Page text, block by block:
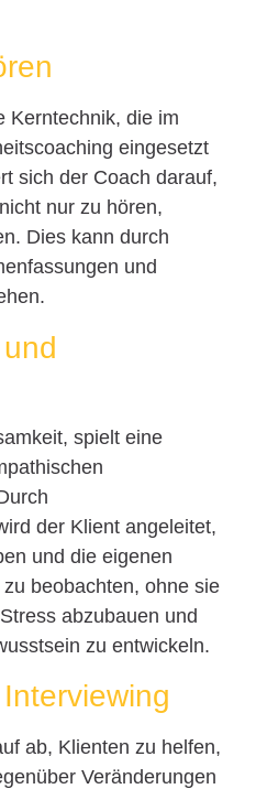
Kerntechnik, die im
eingesetzt
sich der Coach darauf,
nur zu hören,
Dies kann durch
und
spielt eine
der Klient angeleitet,
und die eigenen
beobachten, ohne sie
abzubauen und
zu entwickeln.
ab, Klienten zu helfen,
Veränderungen